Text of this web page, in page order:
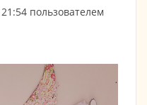
пользователем